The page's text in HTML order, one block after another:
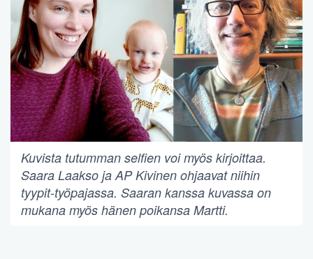
Kuvista tutumman selfien voi myös kirjoittaa.
Saara Laakso ja AP Kivinen ohjaavat niihin
tyypit-työpajassa. Saaran kanssa kuvassa on
mukana myös hänen poikansa Martti.